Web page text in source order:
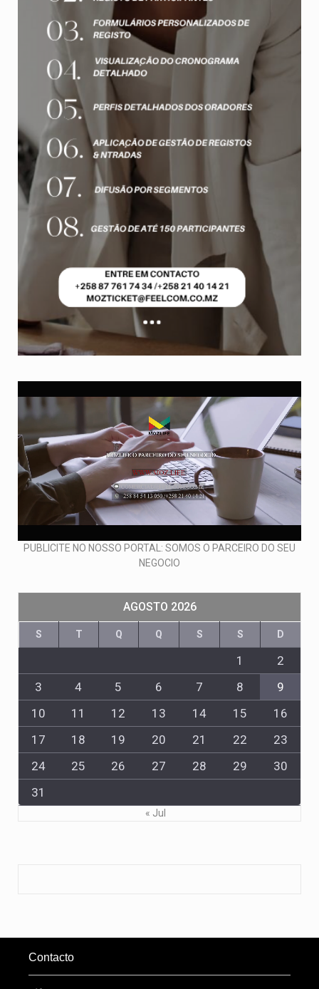
PUBLICITE NO NOSSO PORTAL: SOMOS O PARCEIRO DO SEU
NEGOCIO
AGOSTO 2026
S T Q Q S S D
1
2
3
4 5 6 7 8
9
10
11 12 13 14 15
16
17
18 19 20 21 22
23
24
25 26 27 28 29
30
31
« Jul
Contacto